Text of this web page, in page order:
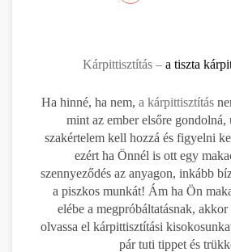
Kárpittisztítás – a tiszta
Ha hinné, ha nem, a kárpittisztítás
mint az ember elsőre gondolná,
szakértelem kell hozzá és figyelni
ezért ha Önnél is ott egy
szennyeződés az anyagon, inkább
a piszkos munkát! Ám ha Ön
elébe a megpróbáltatásnak,
olvassa el kárpittisztítási
pár tuti tippet és